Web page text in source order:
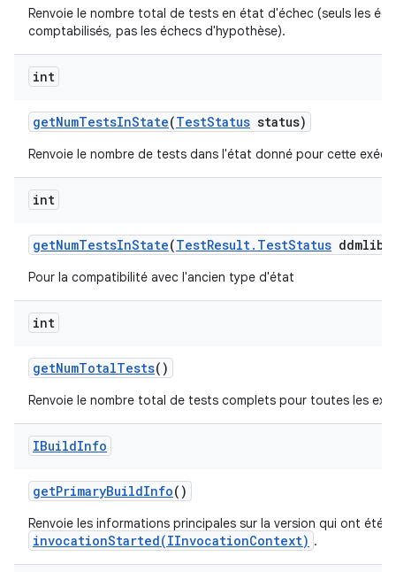
Renvoie le nombre total de tests en état d'échec (seuls les
comptabilisés, pas les échecs d'hypothèse).
int
getNumTestsInState(TestStatus status)
Renvoie le nombre de tests dans l'état donné pour cette
int
getNumTestsInState(TestResult. TestStatus ddmlib
Pour la compatibilité avec l'ancien type d'état
int
getNumTotalTests()
Renvoie le nombre total de tests complets pour toutes les
IBuildInfo
getPrimaryBuildInfo()
Renvoie les informations principales sur la version qui ont été
invocationStarted(IInvocationContext) .